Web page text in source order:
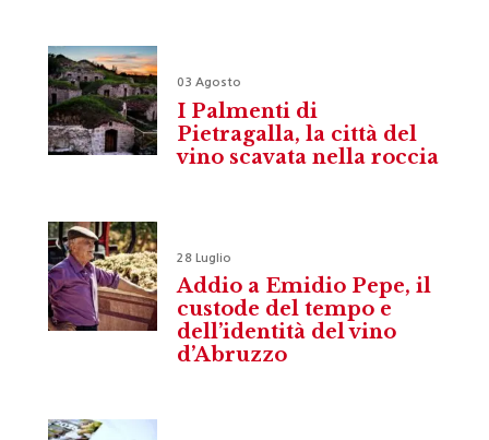
03 Agosto
I Palmenti di
Pietragalla, la città del
vino scavata nella roccia
28 Luglio
Addio a Emidio Pepe, il
custode del tempo e
dell’identità del vino
d’Abruzzo